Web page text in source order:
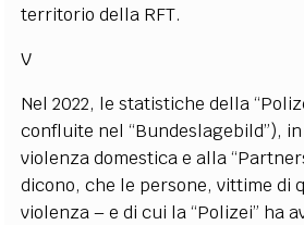
territorio della RFT.
V
Nel 2022, le statistiche della
confluite nel “Bundeslagebild”),
violenza domestica e alla
dicono, che le persone, vittime di
violenza – e di cui la “Polizei” ha